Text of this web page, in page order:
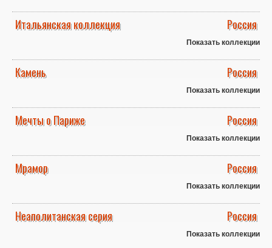
Итальянская коллекция Россия
Показать коллекции
Камень Россия
Показать коллекции
Мечты о Париже Россия
Показать коллекции
Мрамор Россия
Показать коллекции
Неаполитанская серия Россия
Показать коллекции